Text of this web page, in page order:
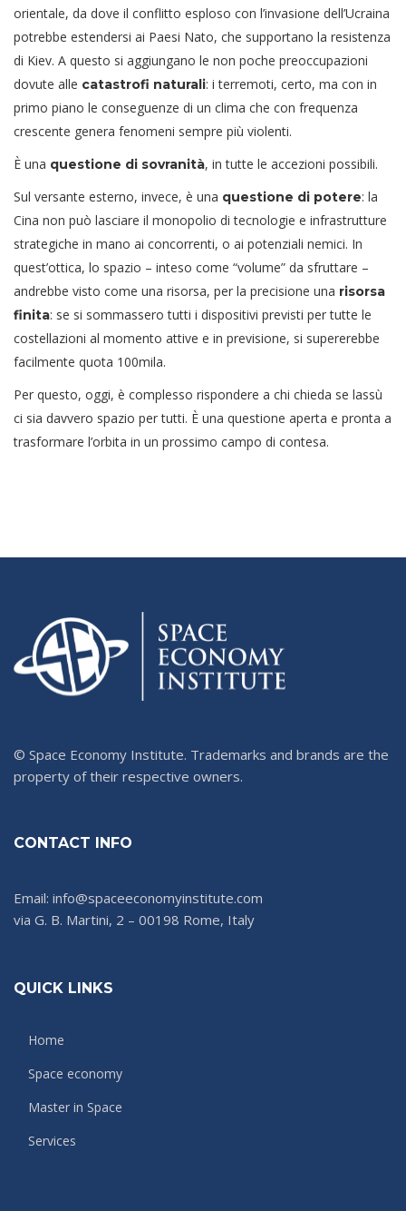
orientale, da dove il conflitto esploso con l’invasione dell’Ucraina
potrebbe estendersi ai Paesi Nato, che supportano la resistenza
di Kiev. A questo si aggiungano le non poche preoccupazioni
dovute alle catastrofi naturali: i terremoti, certo, ma con in
primo piano le conseguenze di un clima che con frequenza
crescente genera fenomeni sempre più violenti.
È una questione di sovranità, in tutte le accezioni possibili.
Sul versante esterno, invece, è una questione di potere: la
Cina non può lasciare il monopolio di tecnologie e infrastrutture
strategiche in mano ai concorrenti, o ai potenziali nemici. In
quest’ottica, lo spazio – inteso come “volume” da sfruttare –
andrebbe visto come una risorsa, per la precisione una risorsa
finita: se si sommassero tutti i dispositivi previsti per tutte le
costellazioni al momento attive e in previsione, si supererebbe
facilmente quota 100mila.
Per questo, oggi, è complesso rispondere a chi chieda se lassù
ci sia davvero spazio per tutti. È una questione aperta e pronta a
trasformare l’orbita in un prossimo campo di contesa.
© Space Economy Institute. Trademarks and brands are the
property of their respective owners.
CONTACT INFO
Email: info@spaceeconomyinstitute.com
via G. B. Martini, 2 – 00198 Rome, Italy
QUICK LINKS
Home
Space economy
Master in Space
Services